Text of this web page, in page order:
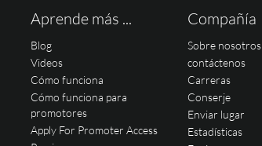
Aprende más ...
Blog
Videos
Cómo funciona
Cómo funciona para
promotores
Apply For Promoter Access
Compañía
Sobre nosotros
contáctenos
Carreras
Conserje
Enviar lugar
Estadísticas